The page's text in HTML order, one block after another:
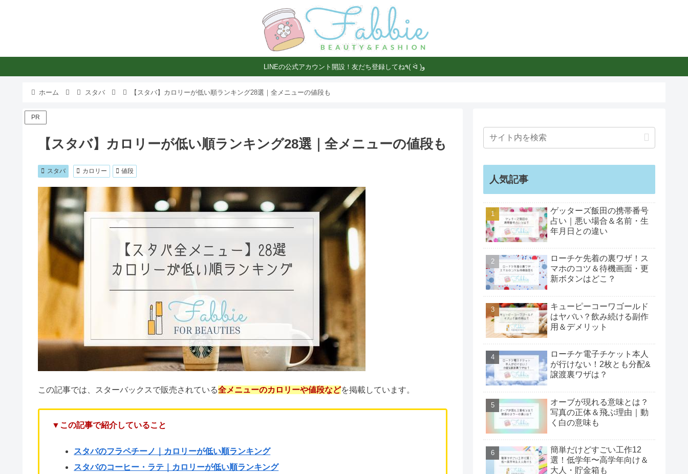
LINEの公式アカウント開設！友だち登録してね٩( ᐛ )و
ホーム スタバ 【スタバ】カロリーが低い順ランキング28選｜全メニューの値段も
PR
【スタバ】カロリーが低い順ランキング28選｜全メニューの値段も
スタバ カロリー 値段
この記事では、スターバックスで販売されている全メニューのカロリーや値段などを掲載しています。
▼この記事で紹介していること
スタバのフラペチーノ｜カロリーが低い順ランキング
スタバのコーヒー・ラテ｜カロリーが低い順ランキング
人気記事
ゲッターズ飯田の携帯番号
占い｜悪い場合＆名前・生
年月日との違い
ローチケ先着の裏ワザ！ス
マホのコツ＆待機画面・更
新ボタンはどこ？
キューピーコーワゴールド
はヤバい？飲み続ける副作
用＆デメリット
ローチケ電子チケット本人
が行けない！2枚とも分配&
譲渡裏ワザは？
オーブが現れる意味とは？
写真の正体＆飛ぶ理由｜動
く白の意味も
簡単だけどすごい工作12
選！低学年〜高学年向け＆
大人・貯金箱も